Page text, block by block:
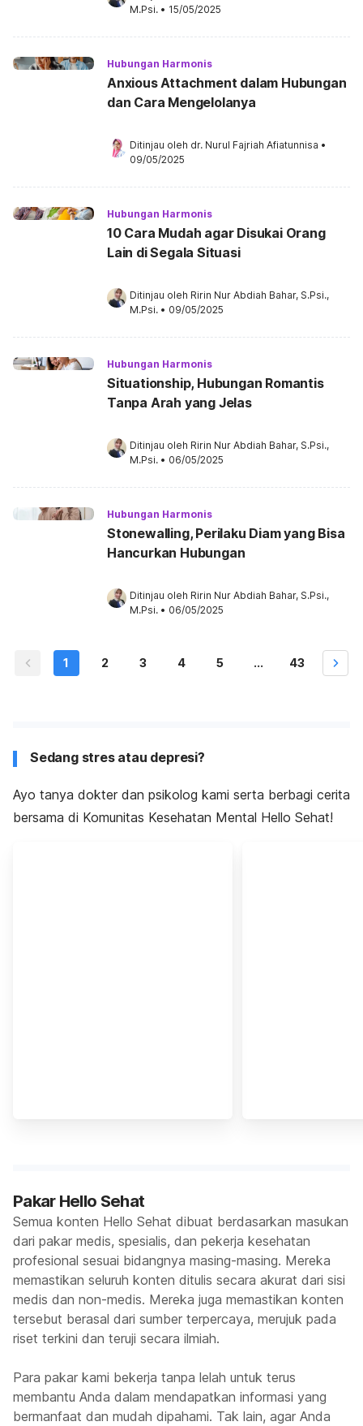
M.Psi. • 15/05/2025
Hubungan Harmonis
Anxious Attachment dalam Hubungan
dan Cara Mengelolanya
Ditinjau oleh dr. Nurul Fajriah Afiatunnisa •
09/05/2025
Hubungan Harmonis
10 Cara Mudah agar Disukai Orang
Lain di Segala Situasi
Ditinjau oleh Ririn Nur Abdiah Bahar, S.Psi.,
M.Psi. • 09/05/2025
Hubungan Harmonis
Situationship, Hubungan Romantis
Tanpa Arah yang Jelas
Ditinjau oleh Ririn Nur Abdiah Bahar, S.Psi.,
M.Psi. • 06/05/2025
Hubungan Harmonis
Stonewalling, Perilaku Diam yang Bisa
Hancurkan Hubungan
Ditinjau oleh Ririn Nur Abdiah Bahar, S.Psi.,
M.Psi. • 06/05/2025
1 2 3 4 5 ... 43
Sedang stres atau depresi?
Ayo tanya dokter dan psikolog kami serta berbagi cerita
bersama di Komunitas Kesehatan Mental Hello Sehat!
Pakar Hello Sehat
Semua konten Hello Sehat dibuat berdasarkan masukan
dari pakar medis, spesialis, dan pekerja kesehatan
profesional sesuai bidangnya masing-masing. Mereka
memastikan seluruh konten ditulis secara akurat dari sisi
medis dan non-medis. Mereka juga memastikan konten
tersebut berasal dari sumber terpercaya, merujuk pada
riset terkini dan teruji secara ilmiah.
Para pakar kami bekerja tanpa lelah untuk terus
membantu Anda dalam mendapatkan informasi yang
bermanfaat dan mudah dipahami. Tak lain, agar Anda